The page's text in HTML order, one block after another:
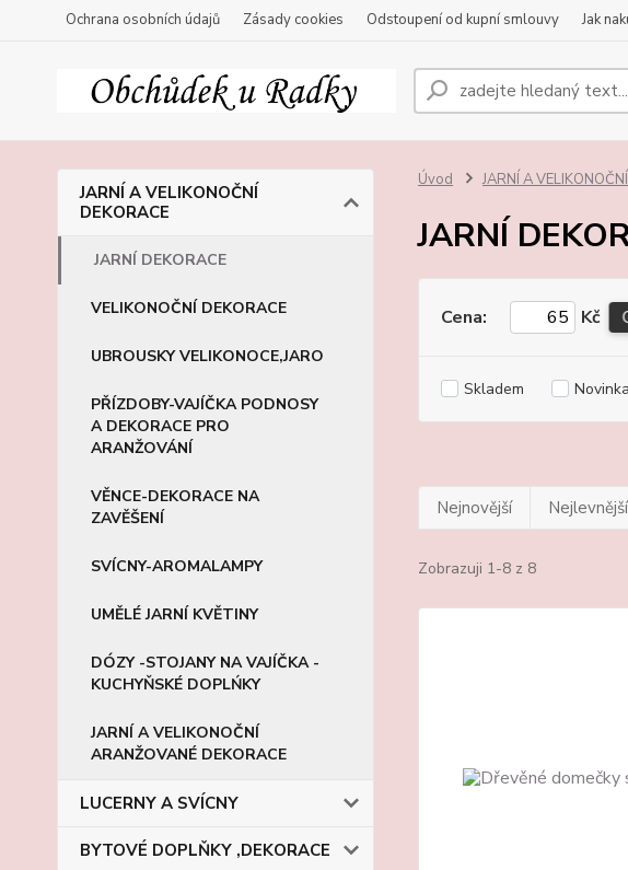
Ochrana osobních údajů Zásady cookies Odstoupení od kupní smlouvy Jak
JARNÍ A VELIKONOČNÍ
DEKORACE
JARNÍ DEKORACE
VELIKONOČNÍ DEKORACE
UBROUSKY VELIKONOCE,JARO
PŘÍZDOBY-VAJÍČKA PODNOSY
A DEKORACE PRO
ARANŽOVÁNÍ
VĚNCE-DEKORACE NA
ZAVĚŠENÍ
SVÍCNY-AROMALAMPY
UMĚLÉ JARNÍ KVĚTINY
DÓZY -STOJANY NA VAJÍČKA -
KUCHYŇSKÉ DOPLŃKY
JARNÍ A VELIKONOČNÍ
ARANŽOVANÉ DEKORACE
LUCERNY A SVÍCNY
BYTOVÉ DOPLŇKY ,DEKORACE
Úvod JARNÍ A
JARNÍ
Cena: Kč
Skladem Novinka
Nejnovější Nejlevnější
Zobrazuji 1-8 z 8